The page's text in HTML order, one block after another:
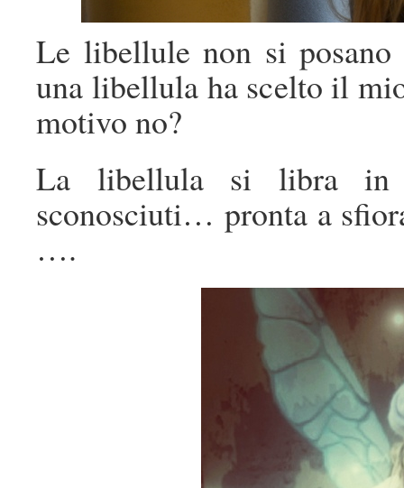
Le libellule non si
una libellula ha scelto il
motivo no?
La libellula si libra in
sconosciuti… pronta a
….